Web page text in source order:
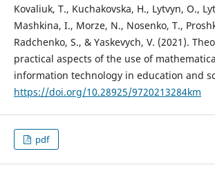
Kovaliuk, T., Kuchakovska, H., Lytvyn, O.,
Mashkina, I., Morze, N., Nosenko, T.,
Radchenko, S., & Yaskevych, V. (2021).
practical aspects of the use of
information technology in education and
https://doi.org/10.28925/9720213284km
pdf